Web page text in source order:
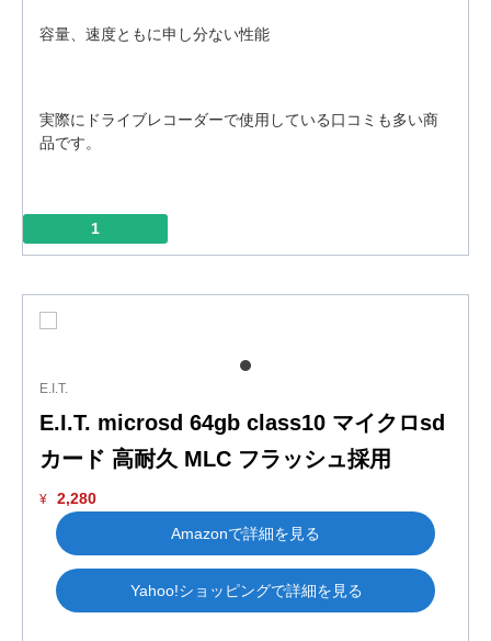
容量、速度ともに申し分ない性能
実際にドライブレコーダーで使用している口コミも多い商
品です。
1
E.I.T.
E.I.T. microsd 64gb class10 マイクロsd
カード 高耐久 MLC フラッシュ採用
¥
2,280
Amazonで詳細を見る
Yahoo!ショッピングで詳細を見る